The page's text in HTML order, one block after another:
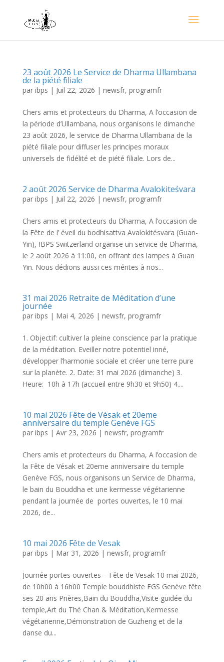
23 août 2026 Le Service de Dharma Ullambana
de la piété filiale
par ibps | Juil 22, 2026 | newsfr, programfr
Chers amis et protecteurs du Dharma, A l’occasion de
la période d’Ullambana, nous organisons le dimanche
23 août 2026, le service de Dharma Ullambana de la
piété filiale pour diffuser les principes moraux
universels de fidélité et de piété filiale. Lors de...
2 août 2026 Service de Dharma Avalokiteśvara
par ibps | Juil 22, 2026 | newsfr, programfr
Chers amis et protecteurs du Dharma, A l’occasion de
la Fête de l’ éveil du bodhisattva Avalokitésvara (Guan-
Yin), IBPS Switzerland organise un service de Dharma,
le 2 août 2026 à 11:00, en offrant des lampes à Guan
Yin. Nous dédions aussi ces mérites à nos...
31 mai 2026 Retraite de Méditation d’une
journée
par ibps | Mai 4, 2026 | newsfr, programfr
1. Objectif: cultiver la pleine conscience par la pratique
de la méditation. Eveiller notre potentiel inné,
développer l’harmonie sociale et créer une terre pure
sur la planète. 2. Date: 31 mai 2026 (dimanche) 3.
Heure: 10h à 17h (accueil entre 9h30 et 9h50) 4....
10 mai 2026 Fête de Vésak et 20eme
anniversaire du temple Genève FGS
par ibps | Avr 23, 2026 | newsfr, programfr
Chers amis et protecteurs du Dharma, A l’occasion de
la Fête de Vésak et 20eme anniversaire du temple
Genève FGS, nous organisons un Service de Dharma,
le bain du Bouddha et une kermesse végétarienne
pendant la journée de portes ouvertes, le 10 mai
2026, de...
10 mai 2026 Fête de Vesak
par ibps | Mar 31, 2026 | newsfr, programfr
Journée portes ouvertes – Fête de Vesak 10 mai 2026,
de 10h00 à 16h00 Temple bouddhiste FGS Genève fête
ses 20 ans Prières,Bain du Bouddha,Visite guidée du
temple,Art du Thé Chan & Méditation,Kermesse
végétarienne,Démonstration de Guzheng et de la
danse du...